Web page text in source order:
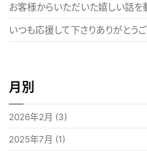
お客様からいただいた嬉しい話
いつも応援して下さりありがとうご
月別
2026年2月 (3)
2025年7月 (1)